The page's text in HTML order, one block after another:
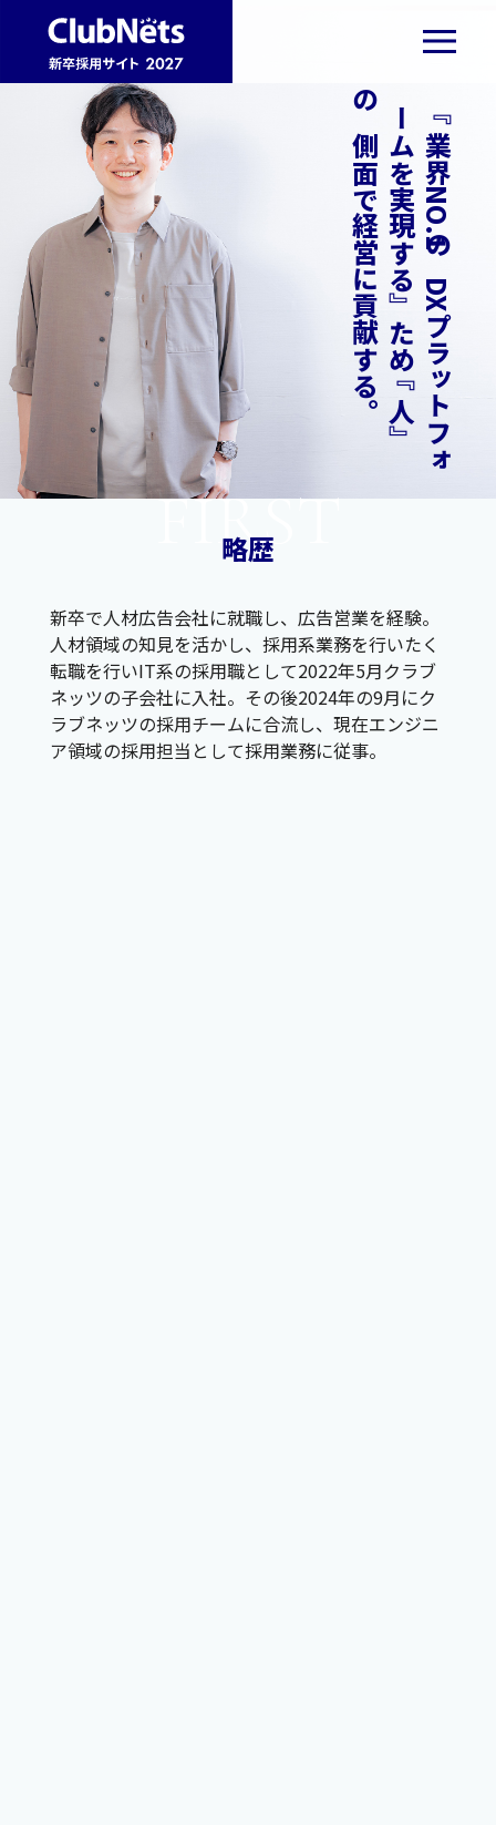
『
業
界
N
O
.
1
の
D
X
プ
ラ
ッ
ト
フ
ォ
ー
ム
を
実
現
す
る
』
た
め
『
人
』
の
側
面
で
経
営
に
貢
献
す
る
。
FIRST
略歴
新卒で人材広告会社に就職し、広告営業を経験。
人材領域の知見を活かし、採用系業務を行いたく
転職を行いIT系の採用職として2022年5月クラブ
ネッツの子会社に入社。その後2024年の9月にク
ラブネッツの採用チームに合流し、現在エンジニ
ア領域の採用担当として採用業務に従事。